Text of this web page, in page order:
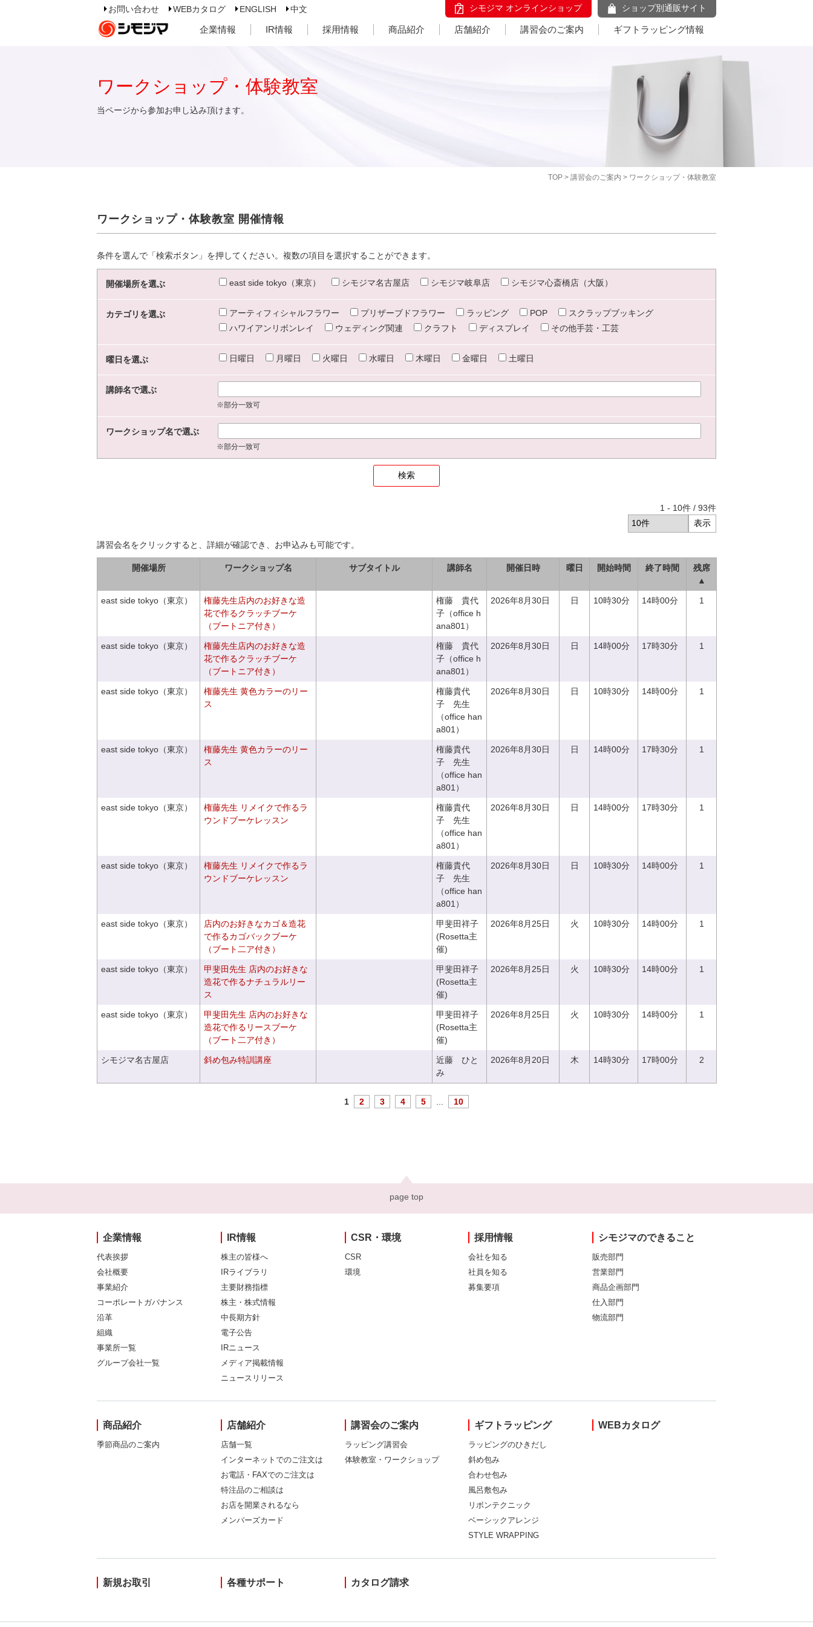
お問い合わせ WEBカタログ ENGLISH 中文 シモジマ オンラインショップ ショップ別通販サイト
企業情報 IR情報 採用情報 商品紹介 店舗紹介 講習会のご案内 ギフトラッピング情報
TOP > 講習会のご案内 > ワークショップ・体験教室
ワークショップ・体験教室
当ページから参加お申し込み頂けます。
ワークショップ・体験教室 開催情報
条件を選んで「検索ボタン」を押してください。複数の項目を選択することができます。
開催場所を選ぶ east side tokyo（東京） シモジマ名古屋店 シモジマ岐阜店 シモジマ心斎橋店（大阪）
カテゴリを選ぶ アーティフィシャルフラワー プリザーブドフラワー ラッピング POP
スクラップブッキング
ハワイアンリボンレイ
ウェディング関連 クラフト ディスプレイ その他手芸・工芸
曜日を選ぶ 日曜日 月曜日 火曜日 水曜日 木曜日 金曜日 土曜日
講師名で選ぶ
※部分一致可
ワークショップ名で選ぶ
※部分一致可
1 - 10件 / 93件
講習会名をクリックすると、詳細が確認でき、お申込みも可能です。
開催場所 ワークショップ名 サブタイトル 講師名 開催日時 曜日 開始時間 終了時間
残席
▲
east side tokyo（東京）
権藤先生店内のお好きな造
花で作るクラッチブーケ
（ブートニア付き）
権藤 貴代
子（office h
ana801）
2026年8月30日 日 10時30分 14時00分 1
east side tokyo（東京）
権藤先生店内のお好きな造
花で作るクラッチブーケ
（ブートニア付き）
権藤 貴代
子（office h
ana801）
2026年8月30日 日 14時00分 17時30分 1
east side tokyo（東京）
権藤先生 黄色カラーのリー
ス
権藤貴代
子 先生
（office han
a801）
2026年8月30日 日 10時30分 14時00分 1
east side tokyo（東京）
権藤先生 黄色カラーのリー
ス
権藤貴代
子 先生
（office han
a801）
2026年8月30日 日 14時00分 17時30分 1
east side tokyo（東京）
権藤先生 リメイクで作るラ
ウンドブーケレッスン
権藤貴代
子 先生
（office han
a801）
2026年8月30日 日 14時00分 17時30分 1
east side tokyo（東京）
権藤先生 リメイクで作るラ
ウンドブーケレッスン
権藤貴代
子 先生
（office han
a801）
2026年8月30日 日 10時30分 14時00分 1
east side tokyo（東京）
店内のお好きなカゴ＆造花
で作るカゴバックブーケ
（ブート二ア付き）
甲斐田祥子
(Rosetta主
催)
2026年8月25日 火 10時30分 14時00分 1
east side tokyo（東京）
甲斐田先生 店内のお好きな
造花で作るナチュラルリー
ス
甲斐田祥子
(Rosetta主
催)
2026年8月25日 火 10時30分 14時00分 1
east side tokyo（東京）
甲斐田先生 店内のお好きな
造花で作るリースブーケ
（ブート二ア付き）
甲斐田祥子
(Rosetta主
催)
2026年8月25日 火 10時30分 14時00分 1
シモジマ名古屋店 斜め包み特訓講座
近藤 ひと
み
2026年8月20日 木 14時30分 17時00分 2
1 2 3 4 5 10
page top
企業情報
代表挨拶
会社概要
事業紹介
コーポレートガバナンス
沿革
組織
事業所一覧
グループ会社一覧
IR情報
株主の皆様へ
IRライブラリ
主要財務指標
株主・株式情報
中長期方針
電子公告
IRニュース
メディア掲載情報
ニュースリリース
CSR・環境
CSR
環境
採用情報
会社を知る
社員を知る
募集要項
シモジマのできること
販売部門
営業部門
商品企画部門
仕入部門
物流部門
商品紹介
季節商品のご案内
店舗紹介
店舗一覧
インターネットでのご注文は
お電話・FAXでのご注文は
特注品のご相談は
お店を開業されるなら
メンバーズカード
講習会のご案内
ラッピング講習会
体験教室・ワークショップ
ギフトラッピング
ラッピングのひきだし
斜め包み
合わせ包み
風呂敷包み
リボンテクニック
ベーシックアレンジ
STYLE WRAPPING
WEBカタログ
新規お取引 各種サポート カタログ請求